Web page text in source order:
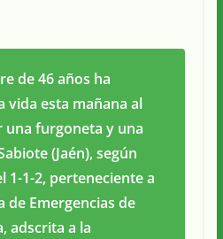
de 46 años ha
vida esta mañana al
una furgoneta y una
(Jaén), según
1-1-2, perteneciente a
de Emergencias de
adscrita a la